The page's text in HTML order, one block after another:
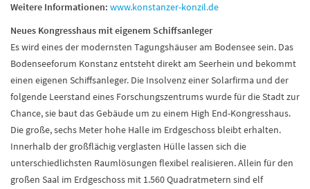
Weitere Informationen: www.konstanzer-konzil.de
Neues Kongresshaus mit eigenem Schiffsanleger
Es wird eines der modernsten Tagungshäuser am Bodensee sein. Das
Bodenseeforum Konstanz entsteht direkt am Seerhein und bekommt
einen eigenen Schiffsanleger. Die Insolvenz einer Solarfirma und der
folgende Leerstand eines Forschungszentrums wurde für die Stadt zur
Chance, sie baut das Gebäude um zu einem High End-Kongresshaus.
Die große, sechs Meter hohe Halle im Erdgeschoss bleibt erhalten.
Innerhalb der großflächig verglasten Hülle lassen sich die
unterschiedlichsten Raumlösungen flexibel realisieren. Allein für den
großen Saal im Erdgeschoss mit 1.560 Quadratmetern sind elf